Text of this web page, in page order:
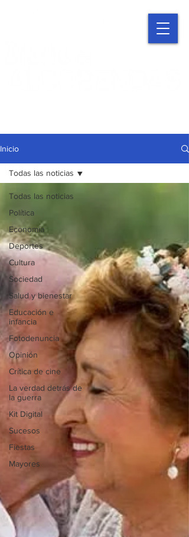
Inicio
Todas las noticias
Política
Economía
Deportes
Cultura
Sociedad
Salud y bienestar
Educación e
infancia
Fotodenuncia
Opinión
Crítica de cine
La verdad detrás de
la guerra
Kit Digital
Sucesos
Fiestas
Mayores
Todas las noticias